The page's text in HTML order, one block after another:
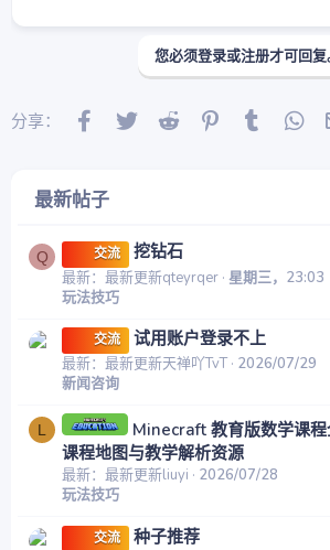
您必须登录或注册才可回复
分享： Facebook
Twitter Reddit PinterestTumblr
最新帖子
Q 交流 挖钻石
最新：最新更新qteyrqer 星期三，23:03
玩法技巧
交流 试用账户登录不上
最新：最新更新天禅吖TvT 2026/07/29
新闻咨询
L
Minecraft 教育版数学课
课程地图与教学解析资源
最新：最新更新liuyi
2026/07/28
玩法技巧
交流 种子推荐